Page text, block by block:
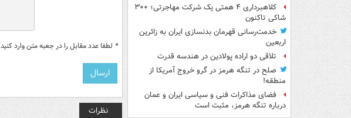
کلاهبرداری ۴ همتی یک شرکت مهاجرتی؛ ۳۰۰
شاکی تاکنون
خدمت‌رسانی قهرمان بدنسازی ایران به زائرین
اربعین
تلاقی دو اراده پولادین در هندسه قدرت
صلح در تنگه هرمز در گرو خروج آمریکا از
منطقه!
فضای مذاکرات فنی و سیاسی ایران و عمان
درباره تنگه هرمز، مثبت است
* لطفا عدد مقابل را در جعبه متن وارد کنید
نظرات